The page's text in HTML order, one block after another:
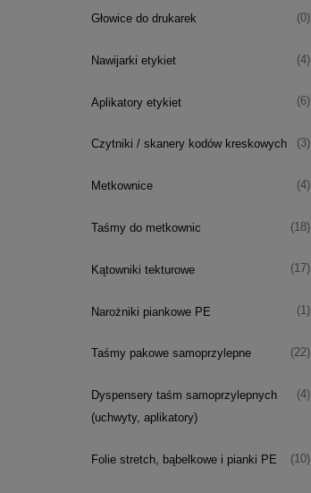
Głowice do drukarek (0)
Nawijarki etykiet (4)
Aplikatory etykiet (6)
Czytniki / skanery kodów kreskowych (3)
Metkownice (4)
Taśmy do metkownic (18)
Kątowniki tekturowe (17)
Narożniki piankowe PE (1)
Taśmy pakowe samoprzylepne (22)
Dyspensery taśm samoprzylepnych
(uchwyty, aplikatory)
(4)
Folie stretch, bąbelkowe i pianki PE (10)